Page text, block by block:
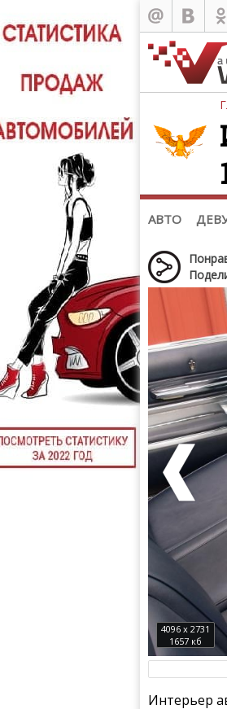
АВТОСписок
4096 x 2731
1657 кб
Интерьер